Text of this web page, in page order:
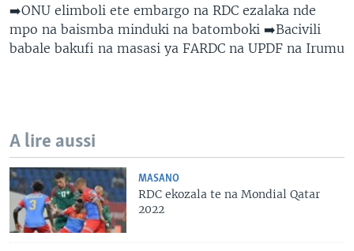
➡️ONU elimboli ete embargo na RDC ezalaka nde
mpo na baismba minduki na batomboki ➡️Bacivili
babale bakufi na masasi ya FARDC na UPDF na Irumu
A lire aussi
MASANO
RDC ekozala te na Mondial Qatar
2022